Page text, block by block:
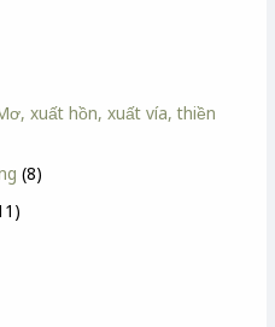
xuất hồn, xuất vía, thiền
(8)